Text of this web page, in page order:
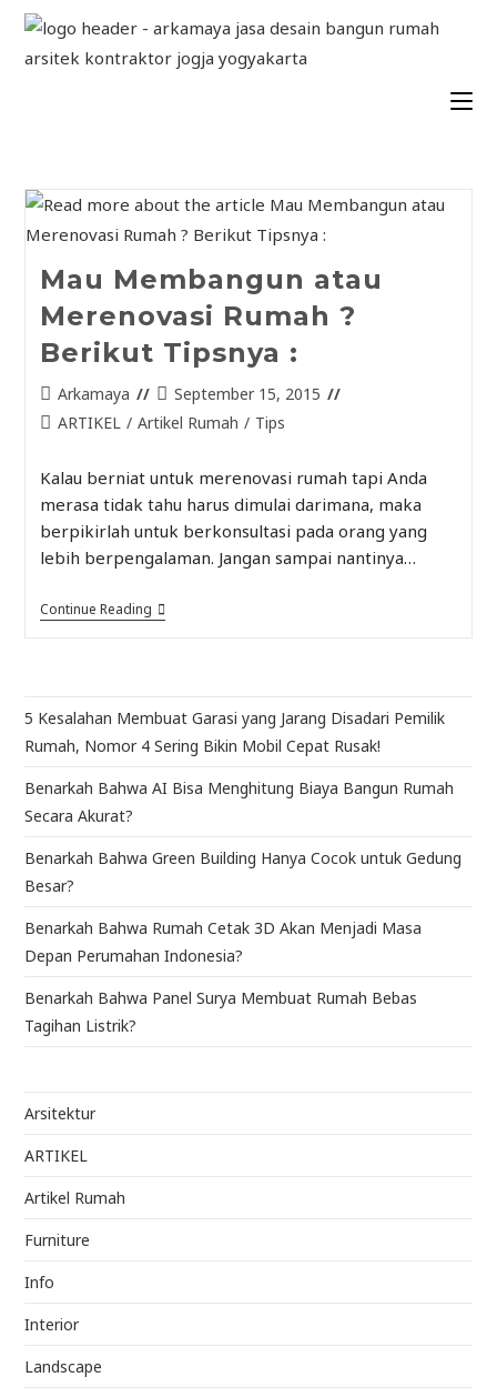
Mau Membangun atau
Merenovasi Rumah ?
Berikut Tipsnya :
Arkamaya
September 15, 2015
ARTIKEL / Artikel Rumah / Tips
Kalau berniat untuk merenovasi rumah tapi Anda
merasa tidak tahu harus dimulai darimana, maka
berpikirlah untuk berkonsultasi pada orang yang
lebih berpengalaman. Jangan sampai nantinya…
Continue Reading
5 Kesalahan Membuat Garasi yang Jarang Disadari Pemilik
Rumah, Nomor 4 Sering Bikin Mobil Cepat Rusak!
Benarkah Bahwa AI Bisa Menghitung Biaya Bangun Rumah
Secara Akurat?
Benarkah Bahwa Green Building Hanya Cocok untuk Gedung
Besar?
Benarkah Bahwa Rumah Cetak 3D Akan Menjadi Masa
Depan Perumahan Indonesia?
Benarkah Bahwa Panel Surya Membuat Rumah Bebas
Tagihan Listrik?
Arsitektur
ARTIKEL
Artikel Rumah
Furniture
Info
Interior
Landscape